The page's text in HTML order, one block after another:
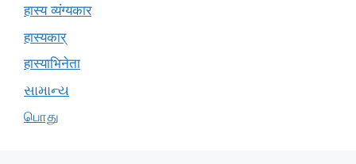
हास्य व्यंग्यकार
हास्यकार्
हास्याभिनेता
સામાન્ય
பொது